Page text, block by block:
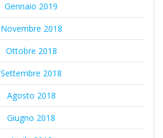
Gennaio 2019
Novembre 2018
Ottobre 2018
Settembre 2018
Agosto 2018
Giugno 2018